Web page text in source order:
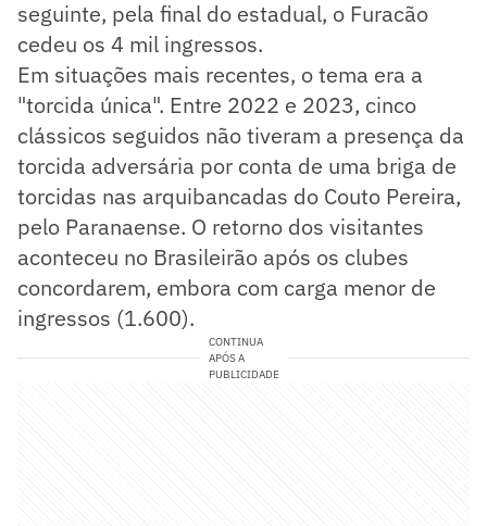
seguinte, pela final do estadual, o Furacão
cedeu os 4 mil ingressos.
Em situações mais recentes, o tema era a
"torcida única". Entre 2022 e 2023, cinco
clássicos seguidos não tiveram a presença da
torcida adversária por conta de uma briga de
torcidas nas arquibancadas do Couto Pereira,
pelo Paranaense. O retorno dos visitantes
aconteceu no Brasileirão após os clubes
concordarem, embora com carga menor de
ingressos (1.600).
CONTINUA
APÓS A
PUBLICIDADE